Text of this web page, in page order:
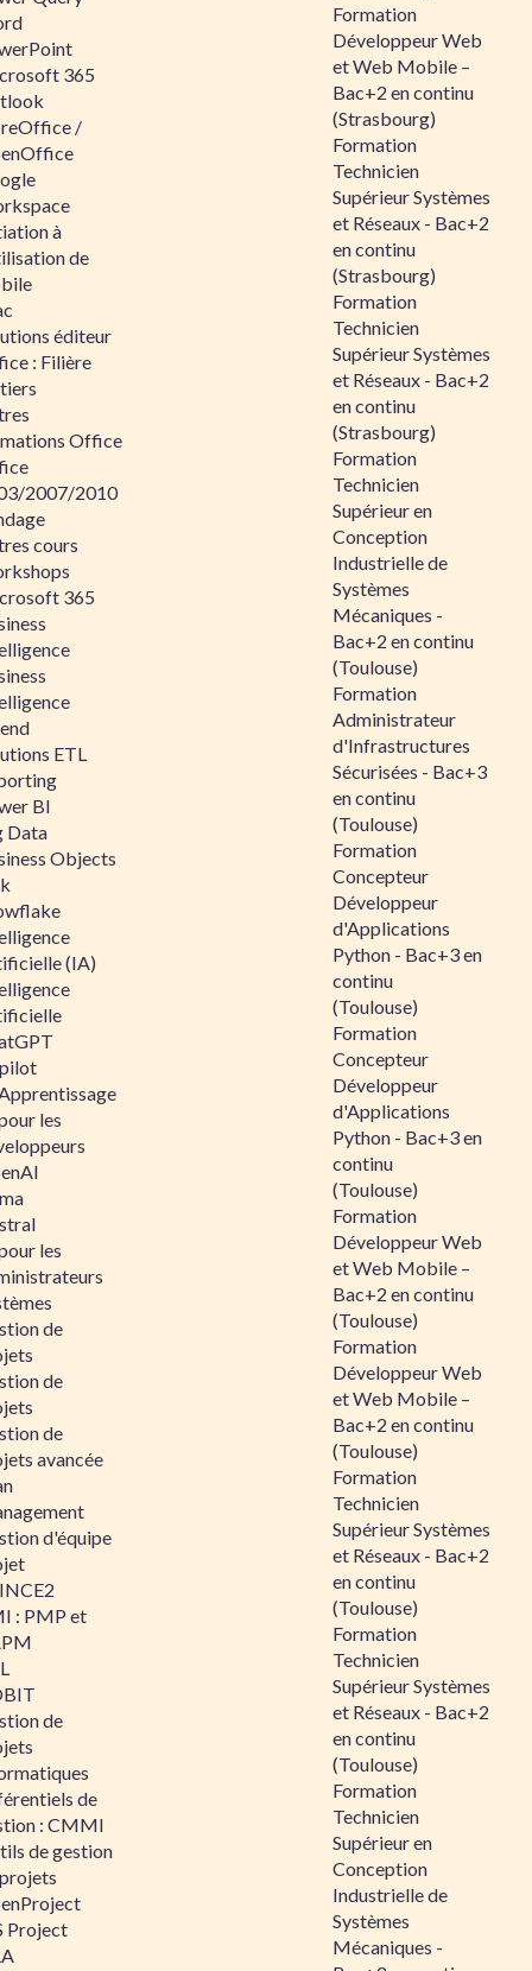
365
/
à
de
éditeur
: Filière
Office
2007/2010
cours
365
ETL
BI
Data
Objects
(IA)
les
les
de
de
de
avancée
d'équipe
: PMP et
de
de
: CMMI
de gestion
Project
Formation
Développeur Web
et Web Mobile –
Bac+2 en continu
(Strasbourg)
Formation
Technicien
Supérieur Systèmes
et Réseaux - Bac+2
en continu
(Strasbourg)
Formation
Technicien
Supérieur Systèmes
et Réseaux - Bac+2
en continu
(Strasbourg)
Formation
Technicien
Supérieur en
Conception
Industrielle de
Systèmes
Mécaniques -
Bac+2 en continu
(Toulouse)
Formation
Administrateur
d'Infrastructures
Sécurisées - Bac+3
en continu
(Toulouse)
Formation
Concepteur
Développeur
d'Applications
Python - Bac+3 en
continu
(Toulouse)
Formation
Concepteur
Développeur
d'Applications
Python - Bac+3 en
continu
(Toulouse)
Formation
Développeur Web
et Web Mobile –
Bac+2 en continu
(Toulouse)
Formation
Développeur Web
et Web Mobile –
Bac+2 en continu
(Toulouse)
Formation
Technicien
Supérieur Systèmes
et Réseaux - Bac+2
en continu
(Toulouse)
Formation
Technicien
Supérieur Systèmes
et Réseaux - Bac+2
en continu
(Toulouse)
Formation
Technicien
Supérieur en
Conception
Industrielle de
Systèmes
Mécaniques -